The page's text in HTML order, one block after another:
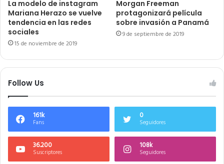
La modelo de instagram
Mariana Herazo se vuelve
tendencia en las redes
sociales
15 de noviembre de 2019
Morgan Freeman
protagonizará película
sobre invasión a Panamá
9 de septiembre de 2019
Follow Us
161k
Fans
0
Seguidores
36.200
Suscriptores
108k
Seguidores